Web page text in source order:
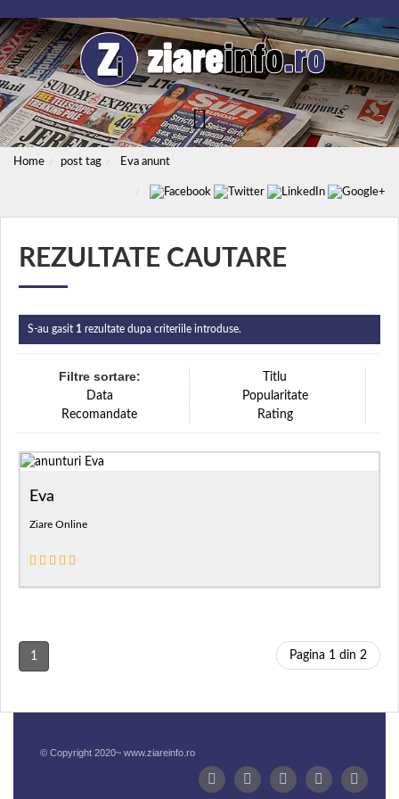
Home post tag Eva anunt
REZULTATE CAUTARE
S-au gasit 1 rezultate dupa criteriile introduse.
Filtre sortare:
Titlu
Data
Popularitate
Recomandate
Rating
Eva
Ziare Online
1 Pagina 1 din 2
© Copyright 2020~ www.ziareinfo.ro